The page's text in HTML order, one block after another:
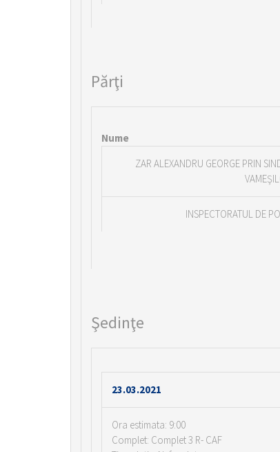
Părţi
Nume
ZAR ALEXANDRU GEORGE PRIN
INSPECTORATUL DE
Şedinţe
23.03.2021
Ora estimata: 9:00
Complet: Complet 3 R- CAF